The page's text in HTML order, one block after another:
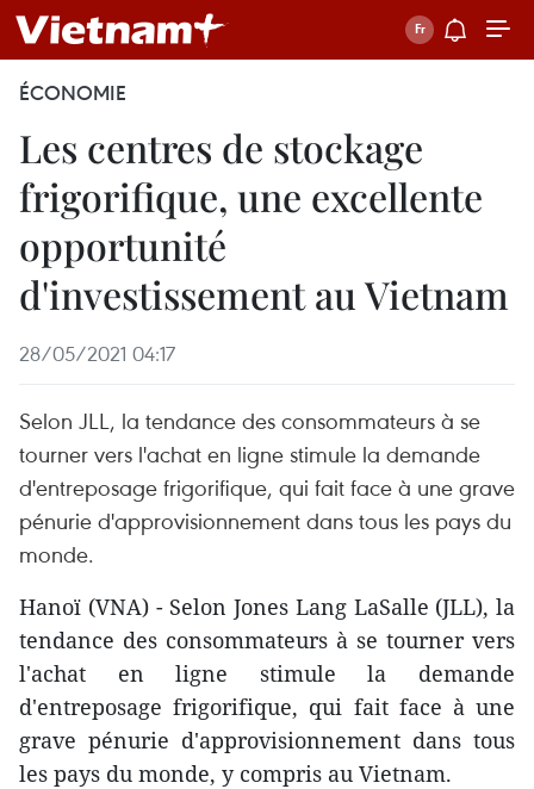
ÉCONOMIE
Les centres de stockage
frigorifique, une excellente
opportunité
d'investissement au Vietnam
28/05/2021 04:17
Selon JLL, la tendance des consommateurs à se
tourner vers l'achat en ligne stimule la demande
d'entreposage frigorifique, qui fait face à une grave
pénurie d'approvisionnement dans tous les pays du
monde.
Hanoï (VNA) - Selon Jones Lang LaSalle (JLL), la
tendance des consommateurs à se tourner vers
l'achat en ligne stimule la demande
d'entreposage frigorifique, qui fait face à une
grave pénurie d'approvisionnement dans tous
les pays du monde, y compris au Vietnam.